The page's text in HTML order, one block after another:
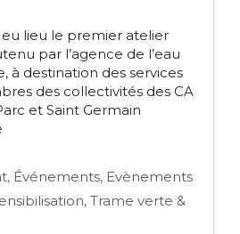
eu lieu le premier atelier
par l’agence de l’eau
à destination des services
des collectivités des CA
et Saint Germain
, Événements, Evènements
, Trame verte &